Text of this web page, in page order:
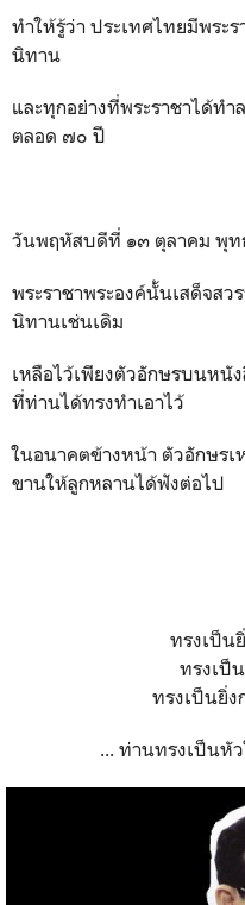
ทำให้รู้ว่า ประเทศไทยมีพระ
นิทาน
และทุกอย่างที่พระราชาได้ทำ
ตลอด ๗๐ ปี
วันพฤหัสบดีที่ ๑๓ ตุลาคม พุ
พระราชาพระองค์นั้นเสด็จส
นิทานเช่นเดิม
เหลือไว้เพียงตัวอักษรบนหนั
ที่ท่านได้ทรงทำเอาไว้
ในอนาคตข้างหน้า ตัวอักษรเ
ขานให้ลูกหลานได้ฟังต่อไป
ทรงเป็น
ทรงเป็
ทรงเป็นยิ่ง
... ท่านทรงเป็นหั